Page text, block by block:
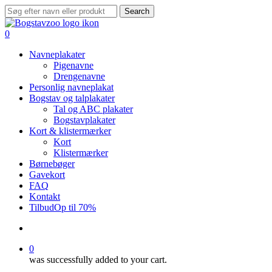
Skip
to
main
Search
Close
Search
search
0
Navneplakater
Pigenavne
Drengenavne
Personlig navneplakat
Bogstav og talplakater
Tal og ABC plakater
Bogstavplakater
Kort & klistermærker
Kort
Klistermærker
Børnebøger
Gavekort
FAQ
Kontakt
TilbudOp til 70%
0
was successfully added to your cart.